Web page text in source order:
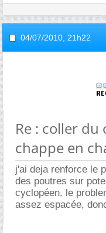
04/07/2010, 21h22
Re : coller
chappe en
j'ai deja renforce le
des poutres sur
cyclopéen. le
assez espacée,